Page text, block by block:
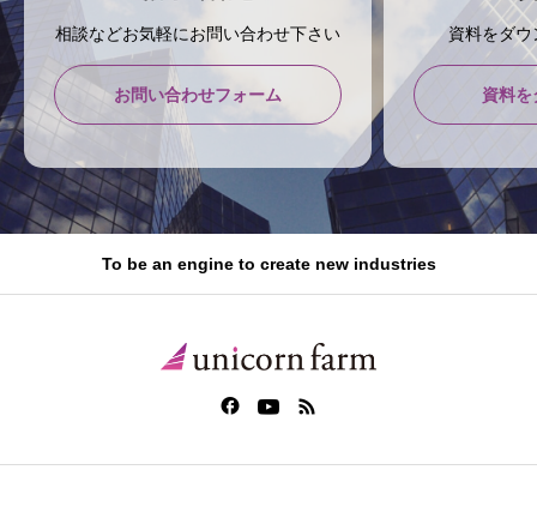
相談などお気軽にお問い合わせ下さい
お問い合わせフォーム
資料をダ
資料を
To be an engine to create new industries